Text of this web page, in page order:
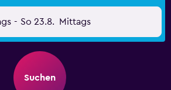
- So 23.8. Mittags
Suchen